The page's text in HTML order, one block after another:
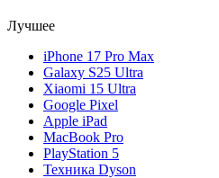
Лучшее
iPhone 17 Pro Max
Galaxy S25 Ultra
Xiaomi 15 Ultra
Google Pixel
Apple iPad
MacBook Pro
PlayStation 5
Техника Dyson